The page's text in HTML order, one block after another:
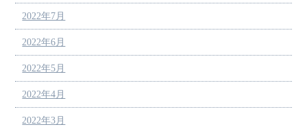
2022年7月
2022年6月
2022年5月
2022年4月
2022年3月